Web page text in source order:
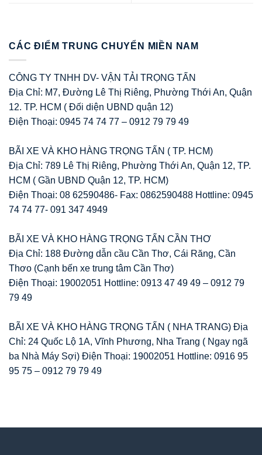
CÁC ĐIỂM TRUNG CHUYỂN MIỀN NAM
CÔNG TY TNHH DV- VẬN TẢI TRỌNG TẤN
Địa Chỉ: M7, Đường Lê Thị Riêng, Phường Thới An, Quận
12. TP. HCM ( Đối diện UBND quận 12)
Điện Thoại: 0945 74 74 77 – 0912 79 79 49
BÃI XE VÀ KHO HÀNG TRỌNG TẤN ( TP. HCM)
Địa Chỉ: 789 Lê Thị Riêng, Phường Thới An, Quận 12, TP.
HCM ( Gần UBND Quận 12, TP. HCM)
Điện Thoại: 08 62590486- Fax: 0862590488 Hottline: 0945
74 74 77- 091 347 4949
BÃI XE VÀ KHO HÀNG TRỌNG TẤN CẦN THƠ
Địa Chỉ: 188 Đường dẫn cầu Cần Thơ, Cái Răng, Cần
Thơo (Cạnh bến xe trung tâm Cần Thơ)
Điện Thoại: 19002051 Hottline: 0913 47 49 49 – 0912 79
79 49
BÃI XE VÀ KHO HÀNG TRỌNG TẤN ( NHA TRANG) Địa
Chỉ: 24 Quốc Lộ 1A, Vĩnh Phương, Nha Trang ( Ngay ngã
ba Nhà Máy Sợi) Điện Thoại: 19002051 Hottline: 0916 95
95 75 – 0912 79 79 49